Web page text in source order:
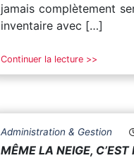
jamais complètement
inventaire avec […]
Continuer la lecture >>
Administration & Gestion
MÊME LA NEIGE,